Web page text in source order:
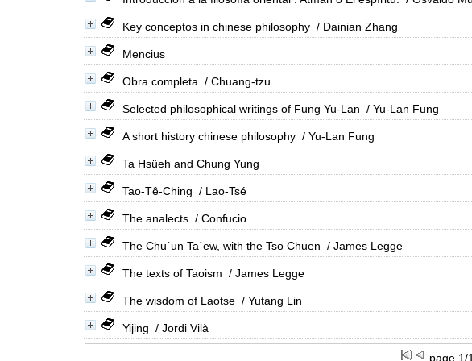
Key conceptos in chinese philosophy / Dainian Zhang
Mencius
Obra completa / Chuang-tzu
Selected philosophical writings of Fung Yu-Lan / Yu-Lan Fung
A short history chinese philosophy / Yu-Lan Fung
Ta Hsüeh and Chung Yung
Tao-Tê-Ching / Lao-Tsé
The analects / Confucio
The Chu´un Ta´ew, with the Tso Chuen / James Legge
The texts of Taoism / James Legge
The wisdom of Laotse / Yutang Lin
Yijing / Jordi Vilà
page